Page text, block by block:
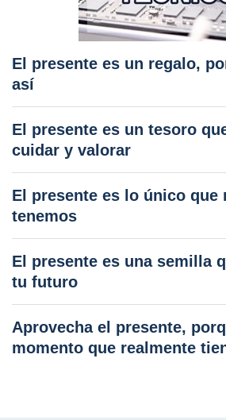
El presente es un regalo,
así
El presente es un tesoro
cuidar y valorar
El presente es lo único que
tenemos
El presente es una semilla
tu futuro
Aprovecha el presente,
momento que realmente